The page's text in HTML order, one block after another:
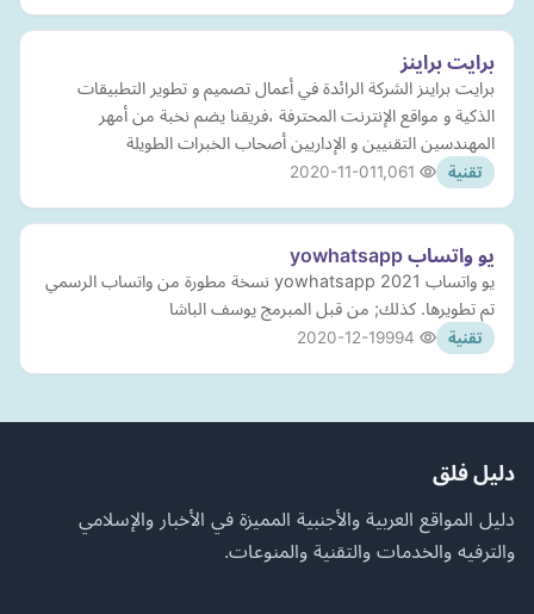
برايت براينز
برايت براينز الشركة الرائدة في أعمال تصميم و تطوير التطبيقات
الذكية و مواقع الإنترنت المحترفة ،فريقنا يضم نخبة من أمهر
المهندسين التقنيين و الإداريين أصحاب الخبرات الطويلة
تقنية 2020-11-01
يو واتساب yowhatsapp
يو واتساب yowhatsapp 2021 نسخة مطورة من واتساب الرسمي
تم تطويرها. كذلك; من قبل المبرمج يوسف الباشا
تقنية 2020-12-19
دليل فلق
دليل المواقع العربية والأجنبية المميزة في الأخبار والإسلامي
والترفيه والخدمات والتقنية والمنوعات.